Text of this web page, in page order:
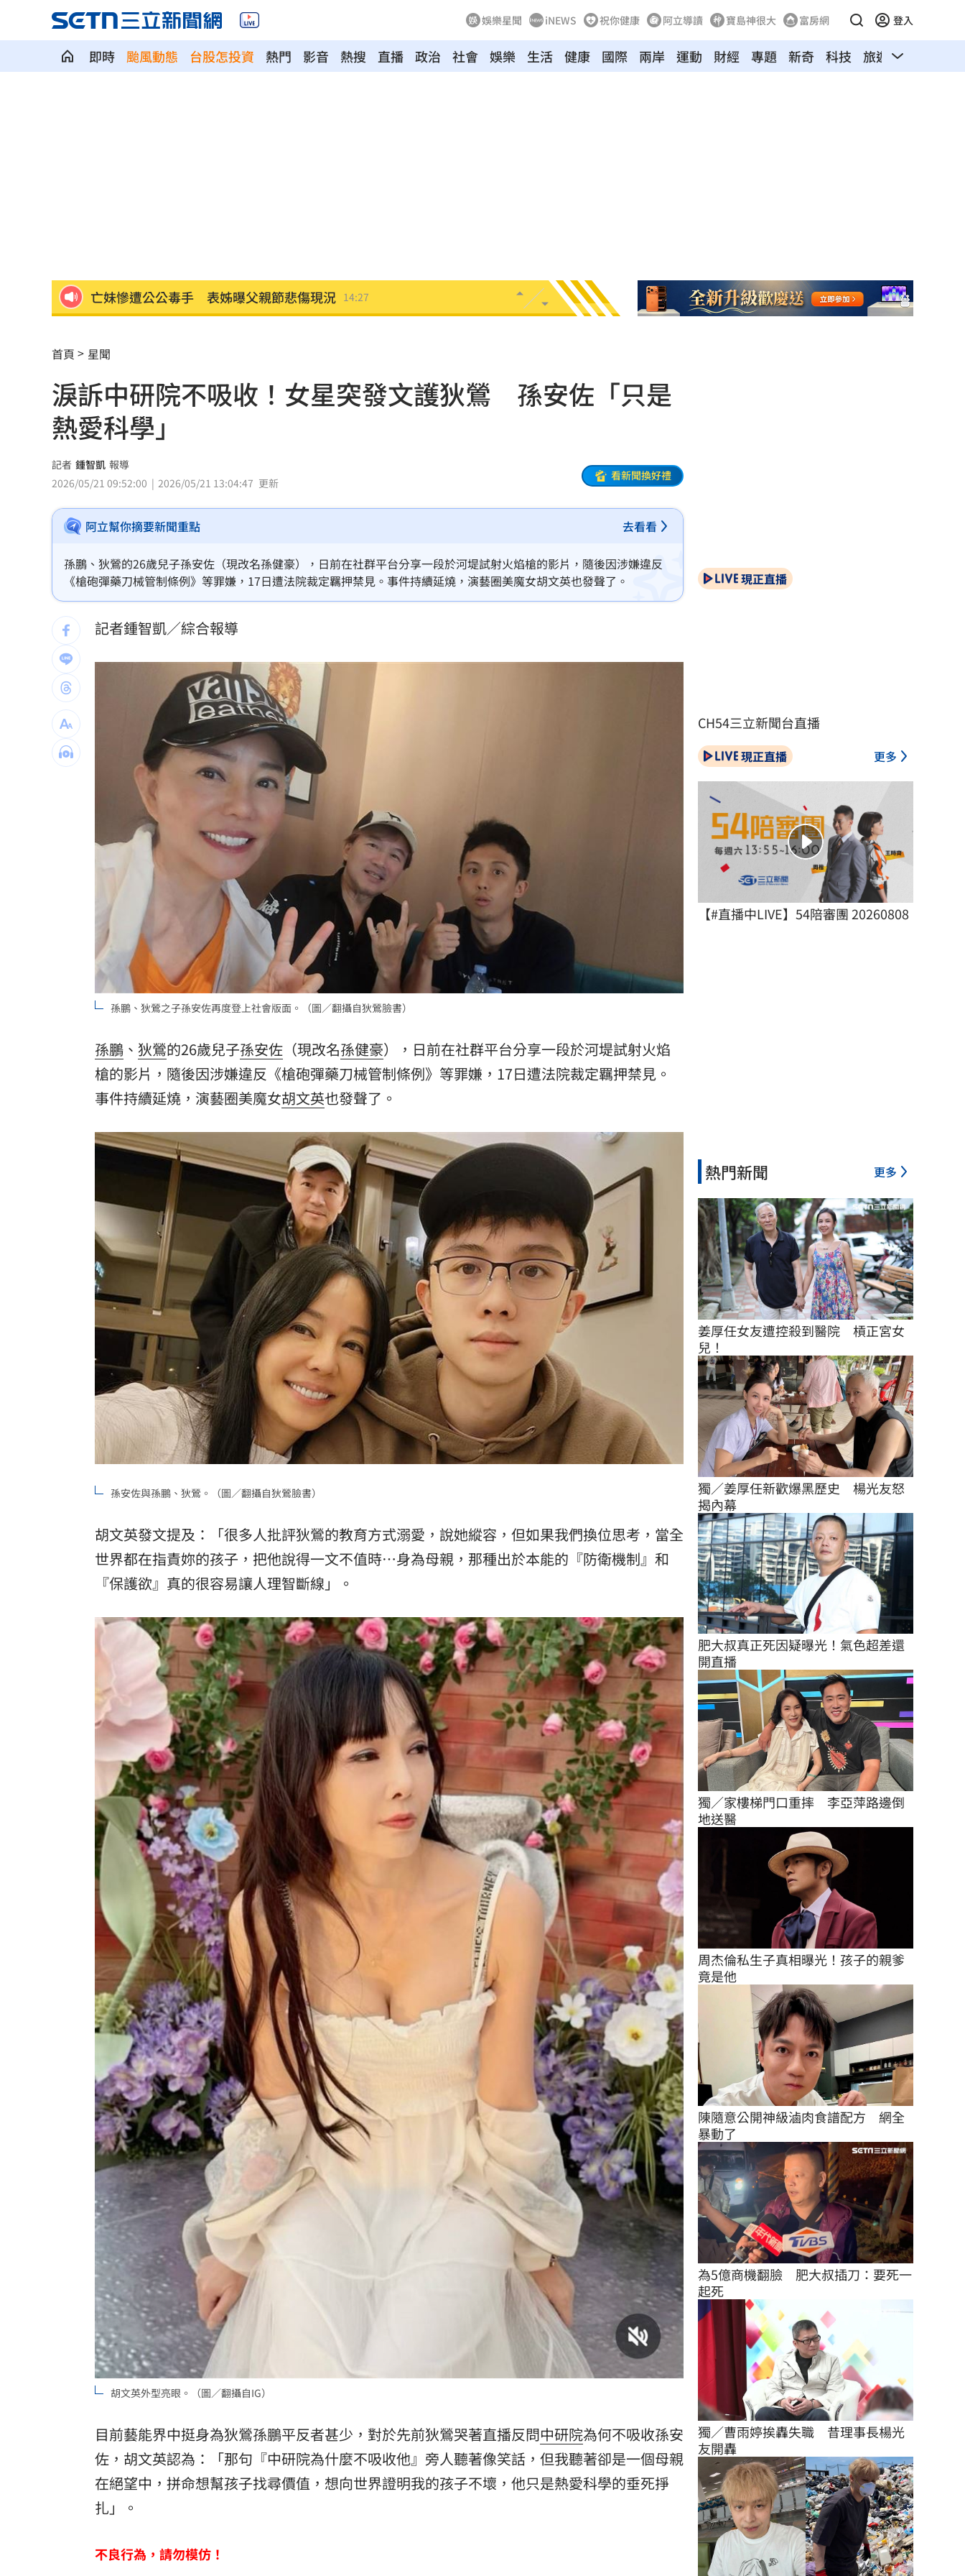
娛樂星聞 iNEWS 祝你健康 阿立導讀 寶島神很大 富房網 登入
即時 颱風動態 台股怎投資 熱門 影音 熱搜 直播 政治 社會 娛樂 生活 健康 國際 兩岸 運動 財經 專題 新奇 科技 旅遊 汽車
兄弟2資深主力倒下 張志豪、許基宏動刀 14:23
漢光42無人機秀攻擊力 展現濱海打擊能力
賈靜雯父親節憶亡父 自曝被當兒子養大 14:19
新／白海豚颱風逼近！大雷雨轟雙北1小時
李棟旭、南柱赫變身超狂殺手！片單一次看
父親節特別想他 何欣純感性告白早逝父親
參加教召辱罵士官長3字…1原因比一般人慘
BLACKPINK開直播 Jisoo道歉認溝通有問題 14:10
獨／批曹雨婷帳目亂 楊光友再轟余天工會
廖峻離婚仍被前妻照顧 兒子一句話鼻酸 14:07
別只喝牛奶！「1神飲」助眠又抗大腦退化
82歲武打巨星近況曝光 本人認狀況不太好 13:56
台灣彩券開獎直播中 20:31
LIVE三立+24小時直播
三立iNEWS新聞台線上直播 18:00
AI時代！威力馬導入智慧營運系統提升效率 12:00
商場戰國來臨 台中「頂奢大道」逐漸成形 12:00
台彩父親節推新刮刮樂千萬頭獎超「爸」氣 12:00
「拍片人的多重宇宙」職涯論壇9/12登場！
8國球員齊聚高雄 Formosa 7s掀足球熱潮 10:00
首頁 星聞
淚訴中研院不吸收！女星突發文護狄鶯 孫安佐「只是
熱愛科學」
記者 鍾智凱 報導
2026/05/21 09:52:00
2026/05/21 13:04:47 更新
看新聞換好禮
阿立幫你摘要新聞重點 去看看
孫鵬、狄鶯的26歲兒子孫安佐（現改名孫健豪），日前在社群平台分享一段於河堤試射火焰槍的影片，隨後因涉嫌違反
《槍砲彈藥刀械管制條例》等罪嫌，17日遭法院裁定羈押禁見。事件持續延燒，演藝圈美魔女胡文英也發聲了。
記者鍾智凱／綜合報導
孫鵬、狄鶯之子孫安佐再度登上社會版面。（圖／翻攝自狄鶯臉書）
孫鵬 、 狄鶯的26歲兒子孫安佐 （現改名孫健豪），日前在社群平台分享一段於河堤試射火焰
槍的影片，隨後因涉嫌違反《槍砲彈藥刀械管制條例》等罪嫌，17日遭法院裁定羈押禁見。
事件持續延燒，演藝圈美魔女胡文英也發聲了。
孫安佐與孫鵬、狄鶯。（圖／翻攝自狄鶯臉書）
胡文英發文提及：「很多人批評狄鶯的教育方式溺愛，說她縱容，但如果我們換位思考，當全
世界都在指責妳的孩子，把他說得一文不值時…身為母親，那種出於本能的『防衛機制』和
『保護欲』真的很容易讓人理智斷線」。
胡文英外型亮眼。（圖／翻攝自IG）
目前藝能界中挺身為狄鶯孫鵬平反者甚少，對於先前狄鶯哭著直播反問中研院為何不吸收孫安
佐，胡文英認為：「那句『中研院為什麼不吸收他』旁人聽著像笑話，但我聽著卻是一個母親
在絕望中，拼命想幫孩子找尋價值，想向世界證明我的孩子不壞，他只是熱愛科學的垂死掙
扎」。
不良行為，請勿模仿！
現正直播
CH54三立新聞台直播
現正直播 更多
【#直播中LIVE】54陪審團 20260808
熱門新聞 更多
姜厚任女友遭控殺到醫院　槓正宮女
兒！
獨／姜厚任新歡爆黑歷史　楊光友怒
揭內幕
肥大叔真正死因疑曝光！氣色超差還
開直播
獨／家樓梯門口重摔　李亞萍路邊倒
地送醫
周杰倫私生子真相曝光！孩子的親爹
竟是他
陳隨意公開神級滷肉食譜配方　網全
暴動了
為5億商機翻臉　肥大叔插刀：要死一
起死
獨／曹雨婷挨轟失職　昔理事長楊光
友開轟